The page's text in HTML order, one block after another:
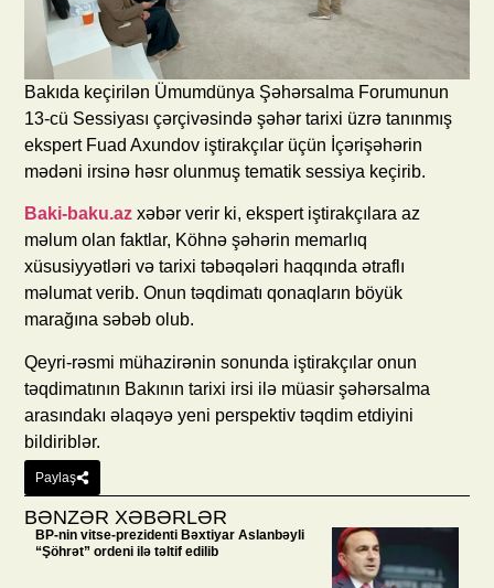
Bakıda keçirilən Ümumdünya Şəhərsalma Forumunun
13-cü Sessiyası çərçivəsində şəhər tarixi üzrə tanınmış
ekspert Fuad Axundov iştirakçılar üçün İçərişəhərin
mədəni irsinə həsr olunmuş tematik sessiya keçirib.
Baki-baku.az xəbər verir ki, ekspert iştirakçılara az
məlum olan faktlar, Köhnə şəhərin memarlıq
xüsusiyyətləri və tarixi təbəqələri haqqında ətraflı
məlumat verib. Onun təqdimatı qonaqların böyük
marağına səbəb olub.
Qeyri-rəsmi mühazirənin sonunda iştirakçılar onun
təqdimatının Bakının tarixi irsi ilə müasir şəhərsalma
arasındakı əlaqəyə yeni perspektiv təqdim etdiyini
bildiriblər.
Paylaş
BƏNZƏR XƏBƏRLƏR
BP-nin vitse-prezidenti Bəxtiyar Aslanbəyli
“Şöhrət” ordeni ilə təltif edilib